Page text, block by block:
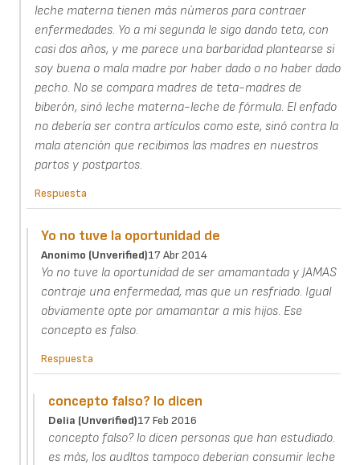
leche materna tienen más números para contraer
enfermedades. Yo a mi segunda le sigo dando teta, con
casi dos años, y me parece una barbaridad plantearse si
soy buena o mala madre por haber dado o no haber dado
pecho. No se compara madres de teta-madres de
biberón, sinó leche materna-leche de fórmula. El enfado
no debería ser contra artículos como este, sinó contra la
mala atención que recibimos las madres en nuestros
partos y postpartos.
Respuesta
Yo no tuve la oportunidad de
Anonimo (unverified)17 Abr 2014
Yo no tuve la oportunidad de ser amamantada y JAMAS
contraje una enfermedad, mas que un resfriado. Igual
obviamente opte por amamantar a mis hijos. Ese
concepto es falso.
Respuesta
concepto falso? lo dicen
Delia (unverified)17 Feb 2016
concepto falso? lo dicen personas que han estudiado.
es màs, los audltos tampoco deberian consumir leche